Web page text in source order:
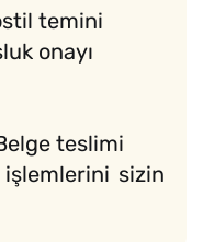
temini
onayı
teslimi
sizin